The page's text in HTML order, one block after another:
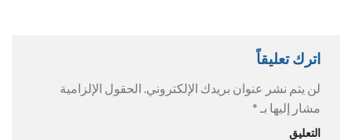
اترك تعليقاً
لن يتم نشر عنوان بريدك الإلكتروني. الحقول الإلزامية
مشار إليها بـ *
التعليق